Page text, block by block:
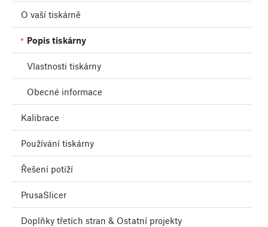
O vaší tiskárně
Popis tiskárny
Vlastnosti tiskárny
Obecné informace
Kalibrace
Používání tiskárny
Řešení potíží
PrusaSlicer
Doplňky třetích stran & Ostatní projekty